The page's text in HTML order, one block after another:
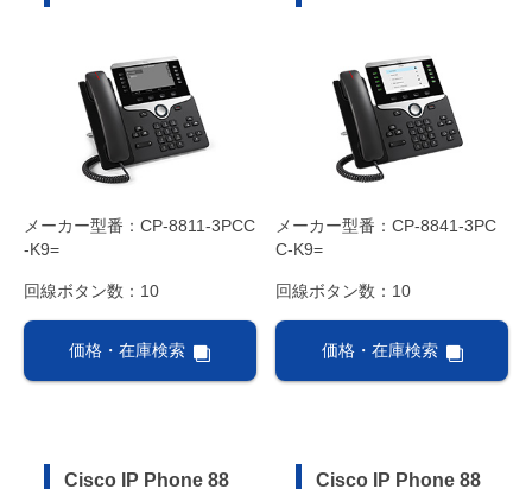
メーカー型番：CP-8811-3PCC
-K9=
回線ボタン数：10
価格・在庫検索
メーカー型番：CP-8841-3PC
C-K9=
回線ボタン数：10
価格・在庫検索
Cisco IP Phone 88 Cisco IP Phone 88